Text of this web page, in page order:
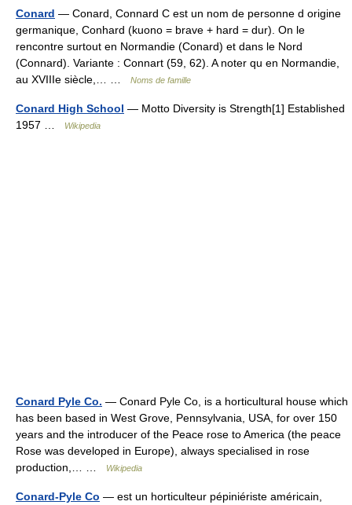
Conard — Conard, Connard C est un nom de personne d origine
germanique, Conhard (kuono = brave + hard = dur). On le
rencontre surtout en Normandie (Conard) et dans le Nord
(Connard). Variante : Connart (59, 62). A noter qu en Normandie,
au XVIIIe siècle,… …
Noms de famille
Conard High School — Motto Diversity is Strength[1] Established
1957 …
Wikipedia
Conard Pyle Co. — Conard Pyle Co, is a horticultural house which
has been based in West Grove, Pennsylvania, USA, for over 150
years and the introducer of the Peace rose to America (the peace
Rose was developed in Europe), always specialised in rose
production,… …
Wikipedia
Conard-Pyle Co — est un horticulteur pépiniériste américain,